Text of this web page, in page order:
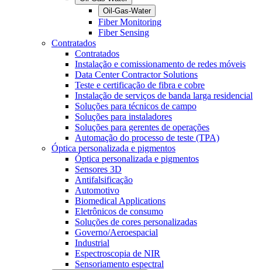
Oil-Gas-Water
Fiber Monitoring
Fiber Sensing
Contratados
Contratados
Instalação e comissionamento de redes móveis
Data Center Contractor Solutions
Teste e certificação de fibra e cobre
Instalação de serviços de banda larga residencial
Soluções para técnicos de campo
Soluções para instaladores
Soluções para gerentes de operações
Automação do processo de teste (TPA)
Óptica personalizada e pigmentos
Óptica personalizada e pigmentos
Sensores 3D
Antifalsificação
Automotivo
Biomedical Applications
Eletrônicos de consumo
Soluções de cores personalizadas
Governo/Aeroespacial
Industrial
Espectroscopia de NIR
Sensoriamento espectral